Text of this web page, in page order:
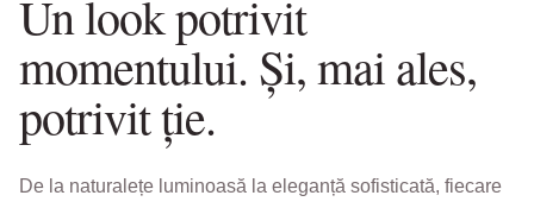
Un look potrivit
momentului. Și, mai ales,
potrivit ție.
De la naturalețe luminoasă la eleganță sofisticată, fiecare